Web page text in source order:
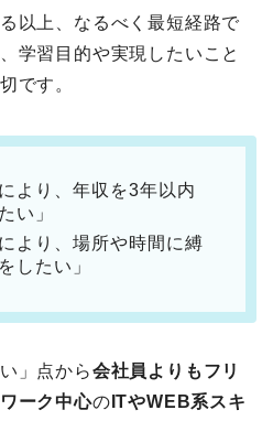
以上、なるべく最短経路で
学習目的や実現したいこと
です。
より、年収を3年以内
い」
より、場所や時間に縛
したい」
」点から会社員よりもフリ
ーク中心の ITやWEB系スキ